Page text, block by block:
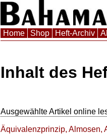
Home Shop Heft-Archiv
Inhalt des
Ausgewählte Artikel online
Äquivalenzprinzip, Almosen,